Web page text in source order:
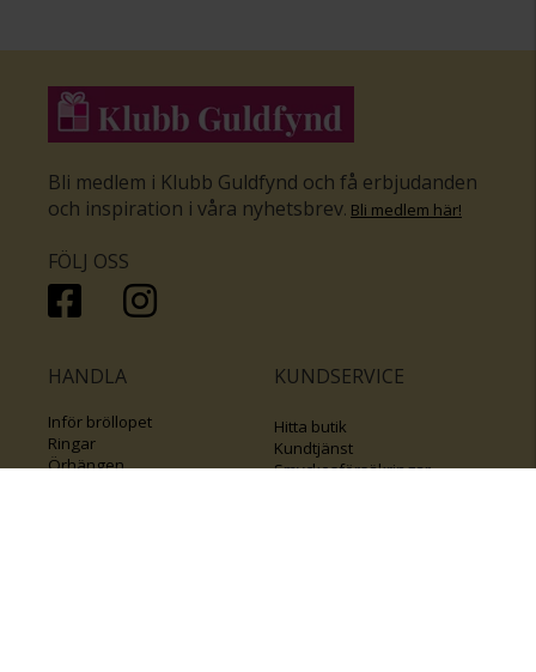
Bli medlem i Klubb Guldfynd och få erbjudanden
och inspiration i våra nyhetsbrev. Bli medlem här!
FÖLJ OSS
HANDLA
Inför bröllopet
Ringar
Örhängen
KUNDSERVICE
Hitta butik
Kundtjänst
Smyckesförsäkringar